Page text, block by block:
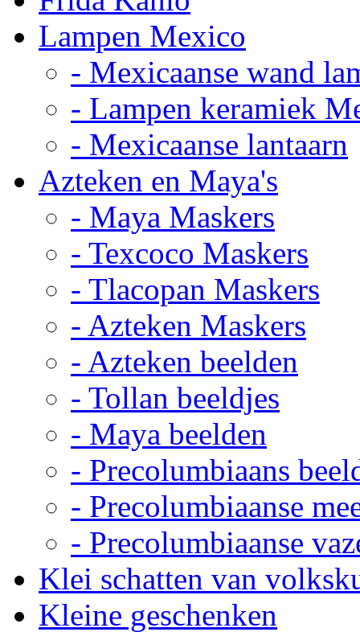
Lampen Mexico
- Mexicaanse wand
- Lampen keramiek
- Mexicaanse lantaarn
Azteken en Maya's
- Maya Maskers
- Texcoco Maskers
- Tlacopan Maskers
- Azteken Maskers
- Azteken beelden
- Tollan beeldjes
- Maya beelden
- Precolumbiaans
- Precolumbiaanse
- Precolumbiaanse
Klei schatten van
Kleine geschenken